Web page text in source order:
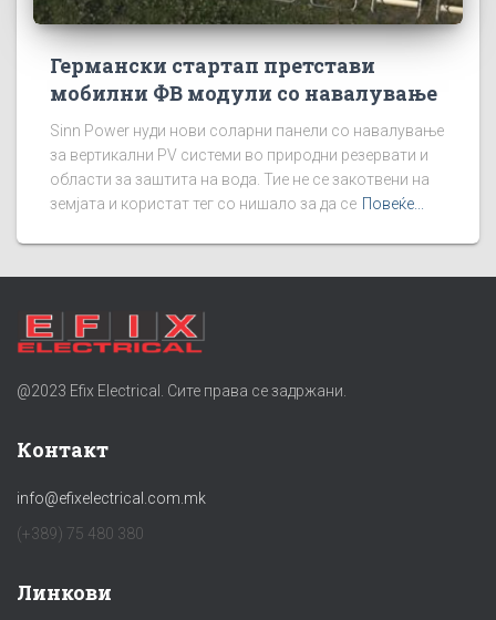
Германски стартап претстави
мобилни ФВ модули со навалување
Sinn Power нуди нови соларни панели со навалување
за вертикални PV системи во природни резервати и
области за заштита на вода. Тие не се закотвени на
земјата и користат тег со нишало за да се Повеќе...
@2023 Efix Electrical. Сите права се задржани.
Контакт
info@efixelectrical.com.mk
(+389) 75 480 380
Линкови